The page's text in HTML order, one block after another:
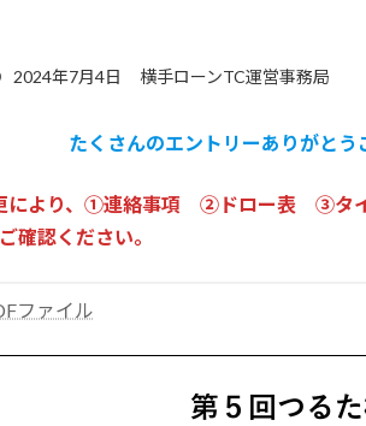
最
時
:
2024年7月4日 横手ローンTC運営事務局
たくさんのエントリーありがとう
より、①連絡事項 ②ドロー表 ③タイ
確認ください。
ファイル